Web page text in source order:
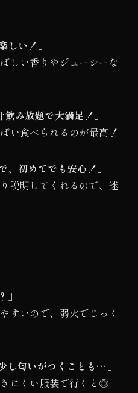
しい！」
しい香りやジューシーな
み放題で大満足！」
い食べられるのが最高！
、初めてでも安心！」
説明してくれるので、迷
」
すいので、弱火でじっく
し匂いがつくことも…」
にくい服装で行くと◎